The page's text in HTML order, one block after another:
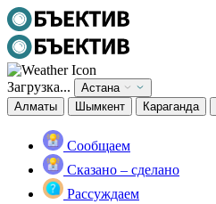
Загрузка...
Астана
Алматы
Шымкент Караганда
Сообщаем
Сказано – сделано
Рассуждаем